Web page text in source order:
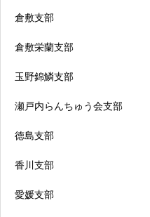
倉敷支部
倉敷栄蘭支部
玉野錦鱗支部
瀬戸内らんちゅう会支部
徳島支部
香川支部
愛媛支部